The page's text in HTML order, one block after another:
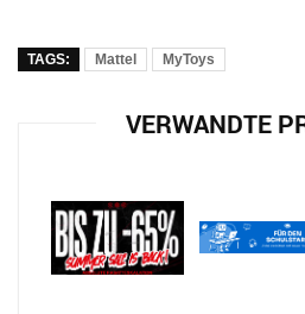
TAGS: Mattel MyToys
VERWANDTE